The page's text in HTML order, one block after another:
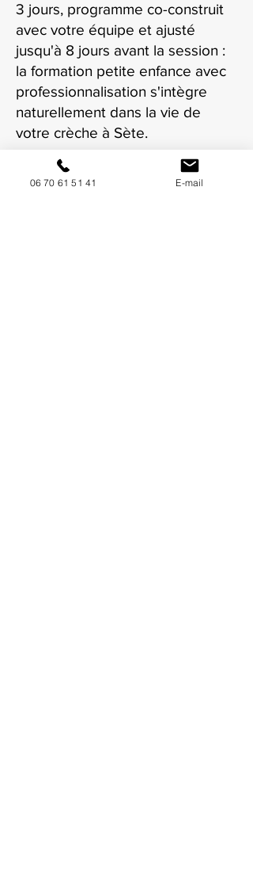
3 jours, programme co-construit
avec votre équipe et ajusté
jusqu'à 8 jours avant la session :
la formation petite enfance avec
professionnalisation s'intègre
naturellement dans la vie de
votre crèche à Sète.
06 70 61 51 41 E-mail